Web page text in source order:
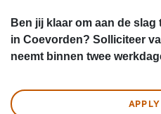
Ben jij klaar om aan de
in Coevorden? Solliciteer
neemt binnen twee